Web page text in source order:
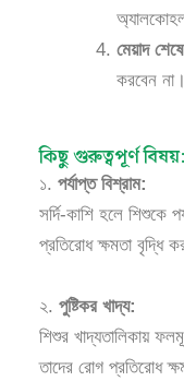
মেয়াদ
করবেন না।
কিছু গুরুত্বপূর্ণ বিষয়:
১.পর্যাপ্ত বিশ্রাম:
সর্দি-কাশি হলে শিশুকে
প্রতিরোধ ক্ষমতা বৃদ্ধি
২.পুষ্টিকর খাদ্য:
শিশুর খাদ্যতালিকায়
তাদের রোগ প্রতিরোধ